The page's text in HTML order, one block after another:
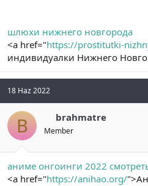
шлюхи нижнего новгорода
<a href="https://prostitutki-
индивидуалки Нижнего
18 Haz 2022
B brahmatre
Member
аниме онгоинги 2022
<a href="https://anihao.org/